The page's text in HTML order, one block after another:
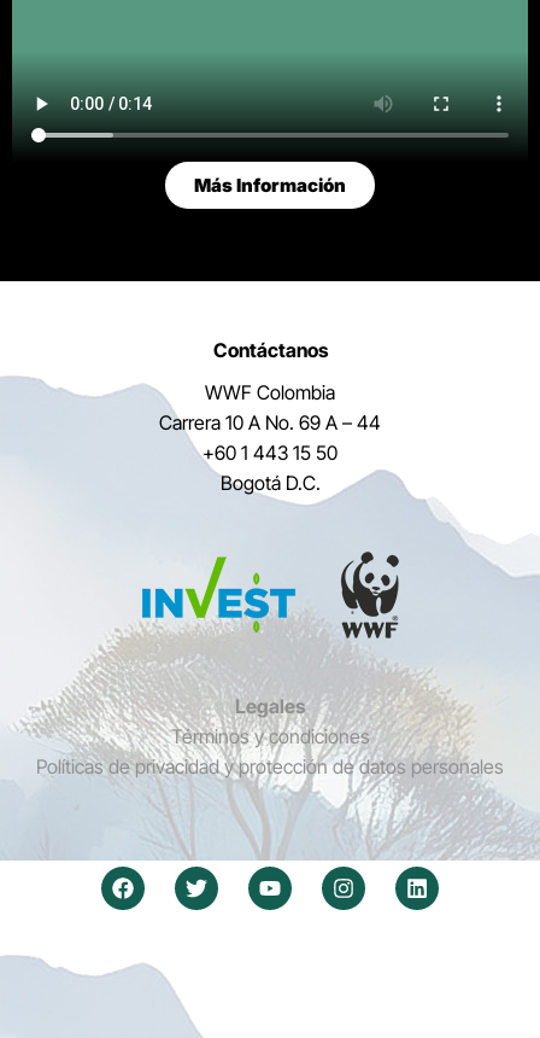
Más Información
Contáctanos
WWF Colombia
Carrera 10 A No. 69 A – 44
+60 1 443 15 50
Bogotá D.C.
Legales
Términos y condiciones
Políticas de privacidad y protección de datos personales